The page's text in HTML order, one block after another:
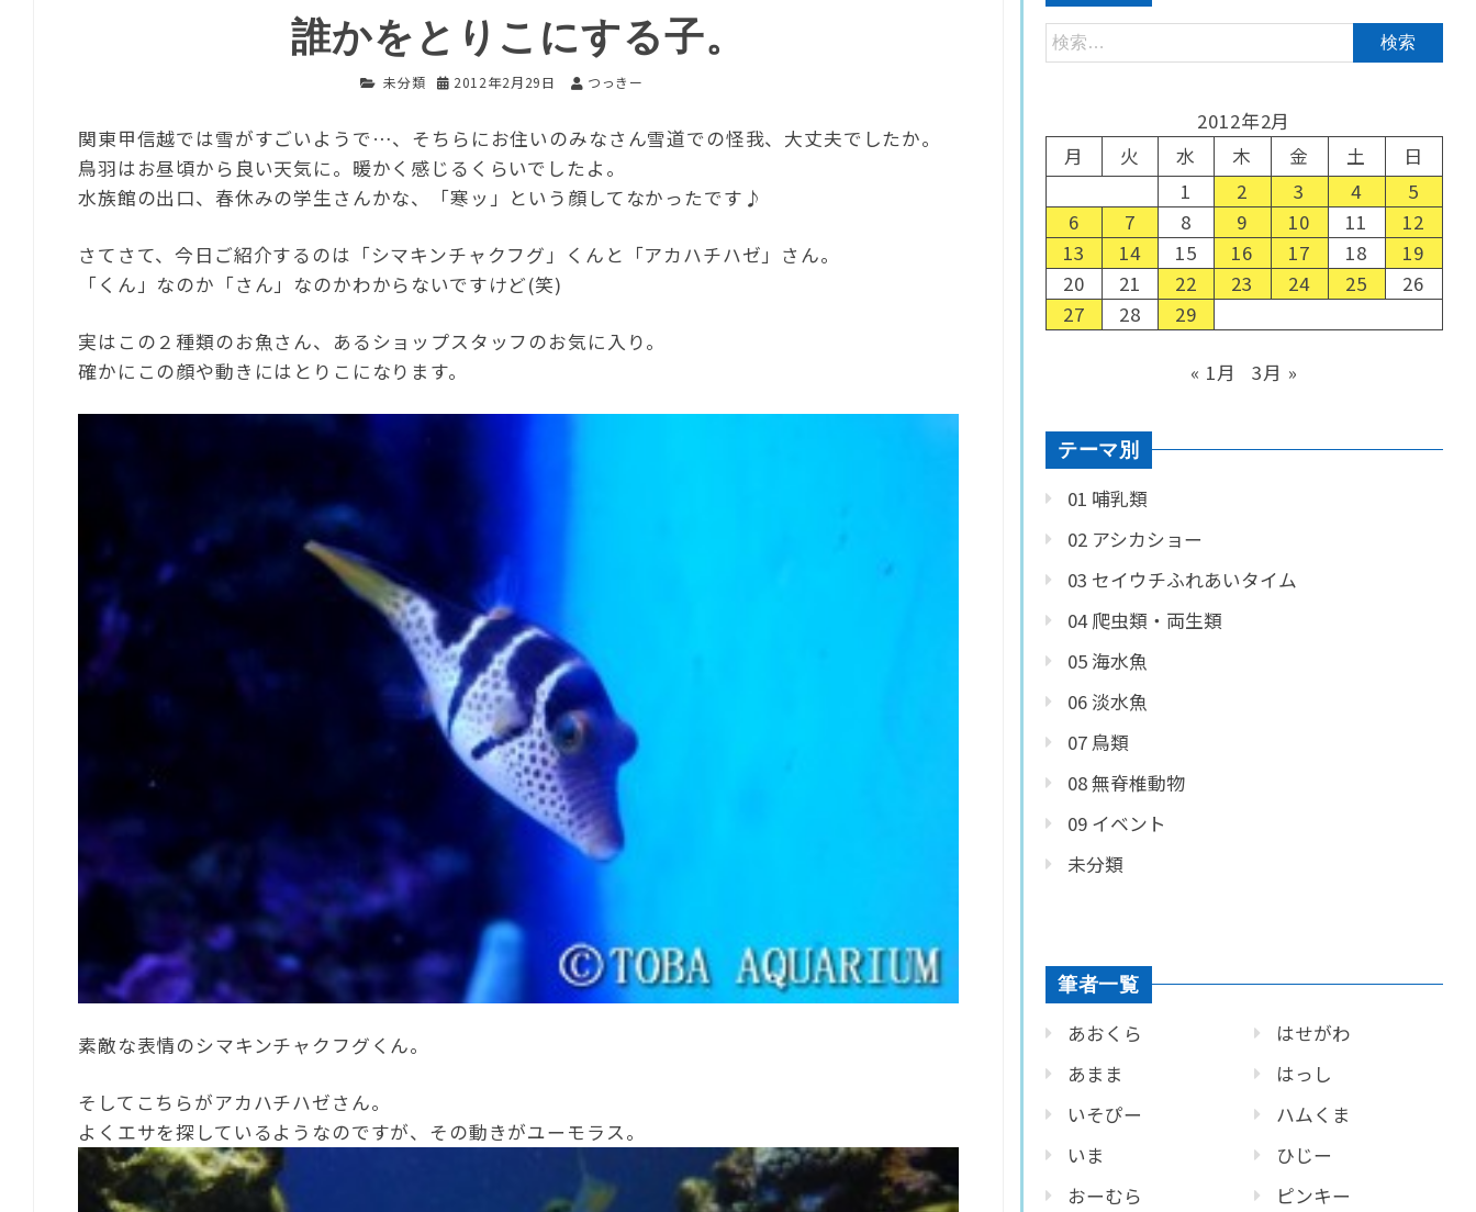
誰かをとりこにする子。
未分類 2012年2月29日 つっきー
関東甲信越では雪がすごいようで…、そちらにお住いのみなさん雪道での怪我、大丈夫でしたか。
鳥羽はお昼頃から良い天気に。暖かく感じるくらいでしたよ。
水族館の出口、春休みの学生さんかな、「寒ッ」という顔してなかったです♪
さてさて、今日ご紹介するのは「シマキンチャクフグ」くんと「アカハチハゼ」さん。
「くん」なのか「さん」なのかわからないですけど(笑)
実はこの２種類のお魚さん、あるショップスタッフのお気に入り。
確かにこの顔や動きにはとりこになります。
素敵な表情のシマキンチャクフグくん。
そしてこちらがアカハチハゼさん。
よくエサを探しているようなのですが、その動きがユーモラス。
2012年2月
月
火 水 木 金 土
日
1
2 3 4
5
6
7 8 9 10 11
12
13
14 15 16 17 18
19
20
21 22 23 24 25
26
27
28 29
« 1月 3月 »
テーマ別
01 哺乳類
02 アシカショー
03 セイウチふれあいタイム
04 爬虫類・両生類
05 海水魚
06 淡水魚
07 鳥類
08 無脊椎動物
09 イベント
未分類
筆者一覧
あおくら
あまま
いそぴー
いま
おーむら
はせがわ
はっし
ハムくま
ひじー
ピンキー